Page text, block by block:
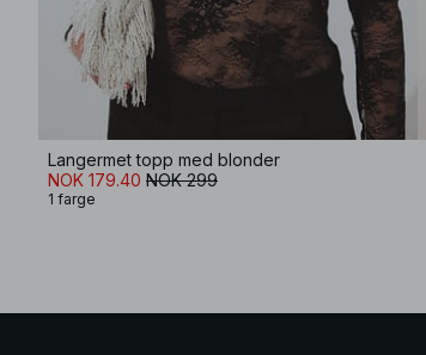
Langermet topp med blonder
NOK 179.40 NOK 299
1 farge